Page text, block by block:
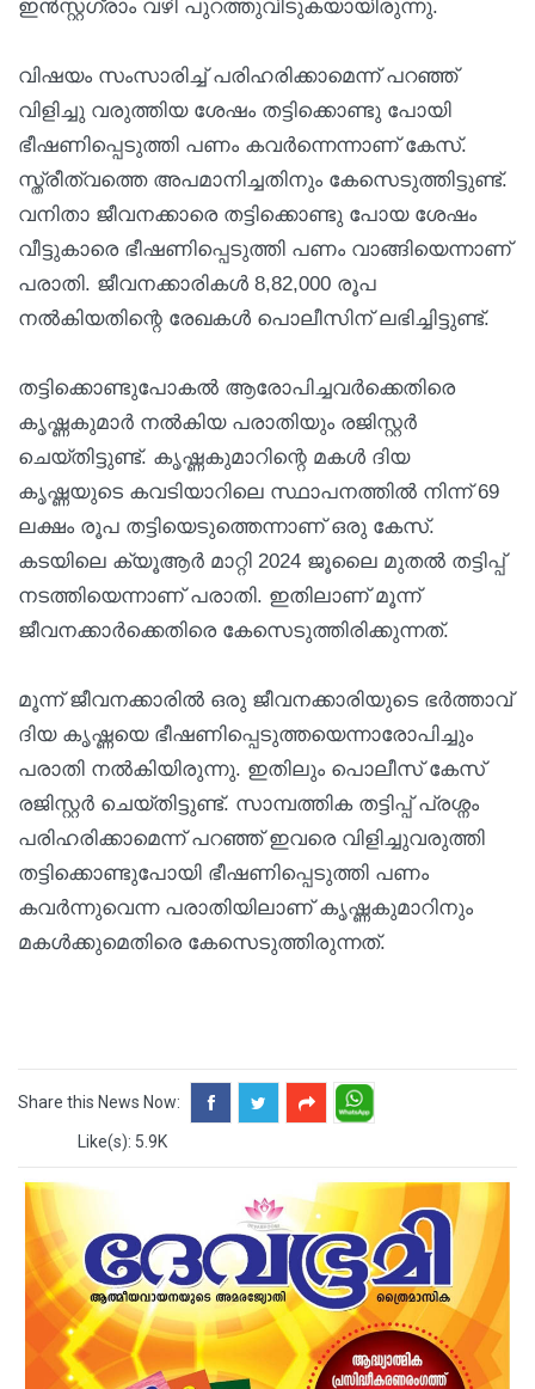
ഇൻസ്റ്റഗ്രാം വഴി പുറത്തുവിടുകയായിരുന്നു.
വിഷയം സംസാരിച്ച് പരിഹരിക്കാമെന്ന് പറഞ്ഞ്
വിളിച്ചു വരുത്തിയ ശേഷം തട്ടിക്കൊണ്ടു പോയി
ഭീഷണിപ്പെടുത്തി പണം കവർന്നെന്നാണ് കേസ്.
സ്ത്രീത്വത്തെ അപമാനിച്ചതിനും കേസെടുത്തിട്ടുണ്ട്.
വനിതാ ജീവനക്കാരെ തട്ടിക്കൊണ്ടു പോയ ശേഷം
വീട്ടുകാരെ ഭീഷണിപ്പെടുത്തി പണം വാങ്ങിയെന്നാണ്
പരാതി. ജീവനക്കാരികൾ 8,82,000 രൂപ
നൽകിയതിന്റെ രേഖകൾ പൊലീസിന് ലഭിച്ചിട്ടുണ്ട്.
തട്ടിക്കൊണ്ടുപോകൽ ആരോപിച്ചവർക്കെതിരെ
കൃഷ്ണകുമാർ നൽകിയ പരാതിയും രജിസ്റ്റർ
ചെയ്തിട്ടുണ്ട്. കൃഷ്ണകുമാറിന്റെ മകൾ ദിയ
കൃഷ്ണയുടെ കവടിയാറിലെ സ്ഥാപനത്തിൽ നിന്ന് 69
ലക്ഷം രൂപ തട്ടിയെടുത്തെന്നാണ് ഒരു കേസ്.
കടയിലെ ക്യൂആര്‍ മാറ്റി 2024 ജൂലൈ മുതൽ തട്ടിപ്പ്
നടത്തിയെന്നാണ് പരാതി. ഇതിലാണ് മൂന്ന്
ജീവനക്കാർക്കെതിരെ കേസെടുത്തിരിക്കുന്നത്.
മൂന്ന് ജീവനക്കാരിൽ‌ ഒരു ജീവനക്കാരിയുടെ ഭർത്താവ്
ദിയ കൃഷ്ണയെ ഭീഷണിപ്പെടുത്തയെന്നാരോപിച്ചും
പരാതി നൽകിയിരുന്നു. ഇതിലും പൊലീസ് കേസ്
രജിസ്റ്റർ ചെയ്തിട്ടുണ്ട്. സാമ്പത്തിക തട്ടിപ്പ് പ്രശ്നം
പരിഹരിക്കാമെന്ന് പറഞ്ഞ് ഇവരെ വിളിച്ചുവരുത്തി
തട്ടിക്കൊണ്ടുപോയി ഭീഷണിപ്പെടുത്തി പണം
കവർന്നുവെന്ന പരാതിയിലാണ് കൃഷ്ണകുമാറിനും
മകൾക്കുമെതിരെ കേസെടുത്തിരുന്നത്.
Share this News Now:
Like(s): 5.9K